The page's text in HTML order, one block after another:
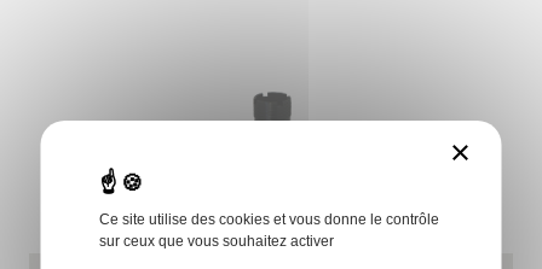
×
Ce site utilise des cookies et vous donne le contrôle
sur ceux que vous souhaitez activer